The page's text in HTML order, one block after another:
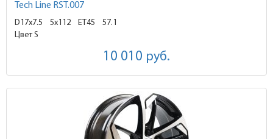
Tech Line RST.007
D17x7.5 5x112 ET45
57.1
Цвет S
10 010 руб.